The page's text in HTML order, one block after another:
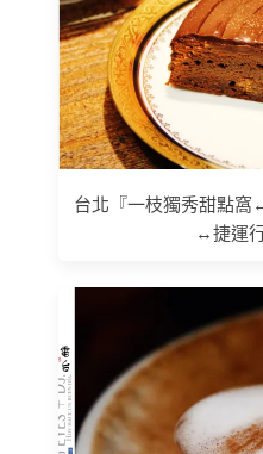
台北『一枝獨秀甜點窩
↔捷運